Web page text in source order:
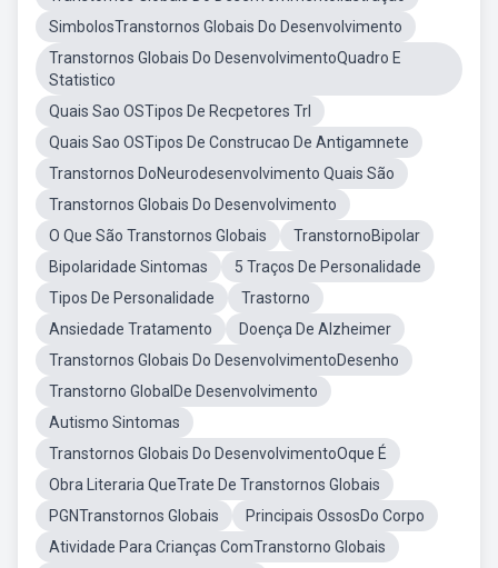
SimbolosTranstornos Globais Do Desenvolvimento
Transtornos Globais Do DesenvolvimentoQuadro E
Statistico
Quais Sao OSTipos De Recpetores Trl
Quais Sao OSTipos De Construcao De Antigamnete
Transtornos DoNeurodesenvolvimento Quais São
Transtornos Globais Do Desenvolvimento
O Que São Transtornos Globais
TranstornoBipolar
Bipolaridade Sintomas
5 Traços De Personalidade
Tipos De Personalidade
Trastorno
Ansiedade Tratamento
Doença De Alzheimer
Transtornos Globais Do DesenvolvimentoDesenho
Transtorno GlobalDe Desenvolvimento
Autismo Sintomas
Transtornos Globais Do DesenvolvimentoOque É
Obra Literaria QueTrate De Transtornos Globais
PGNTranstornos Globais
Principais OssosDo Corpo
Atividade Para Crianças ComTranstorno Globais